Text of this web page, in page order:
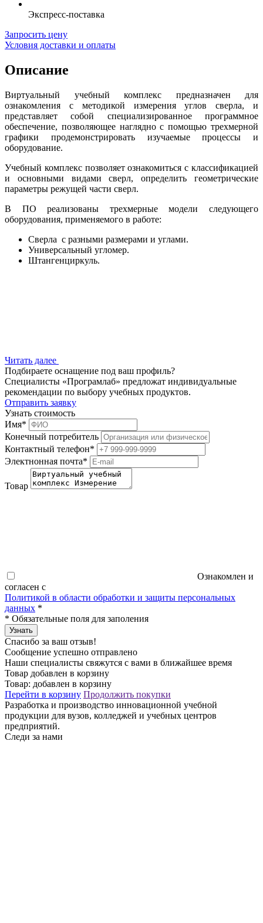
Экспресс-поставка
Запросить цену
Условия доставки и оплаты
Описание
Виртуальный учебный комплекс предназначен для
ознакомления с методикой измерения углов сверла, и
представляет собой специализированное программное
обеспечение, позволяющее наглядно с помощью трехмерной
графики продемонстрировать изучаемые процессы и
оборудование.
Учебный комплекс позволяет ознакомиться с классификацией
и основными видами сверл, определить геометрические
параметры режущей части сверл.
В ПО реализованы трехмерные модели следующего
оборудования, применяемого в работе:
Сверла с разными размерами и углами.
Универсальный угломер.
Штангенциркуль.
Читать далее
Подбираете оснащение под ваш профиль?
Специалисты «Програмлаб» предложат индивидуальные
рекомендации по выбору учебных продуктов.
Отправить заявку
Узнать стоимость
Имя*
Конечный потребитель
Контактный телефон*
Электнонная почта*
Товар
Ознакомлен и
согласен с
Политикой в области обработки и защиты персональных
данных *
* Обязательные поля для заполения
Узнать
Спасибо за ваш отзыв!
Сообщение успешно отправлено
Наши специалисты свяжутся с вами в ближайшее время
Товар добавлен в корзину
Товар: добавлен в корзину
Перейти в корзину Продолжить покупки
Разработка и производство инновационной учебной
продукции для вузов, колледжей и учебных центров
предприятий.
Следи за нами